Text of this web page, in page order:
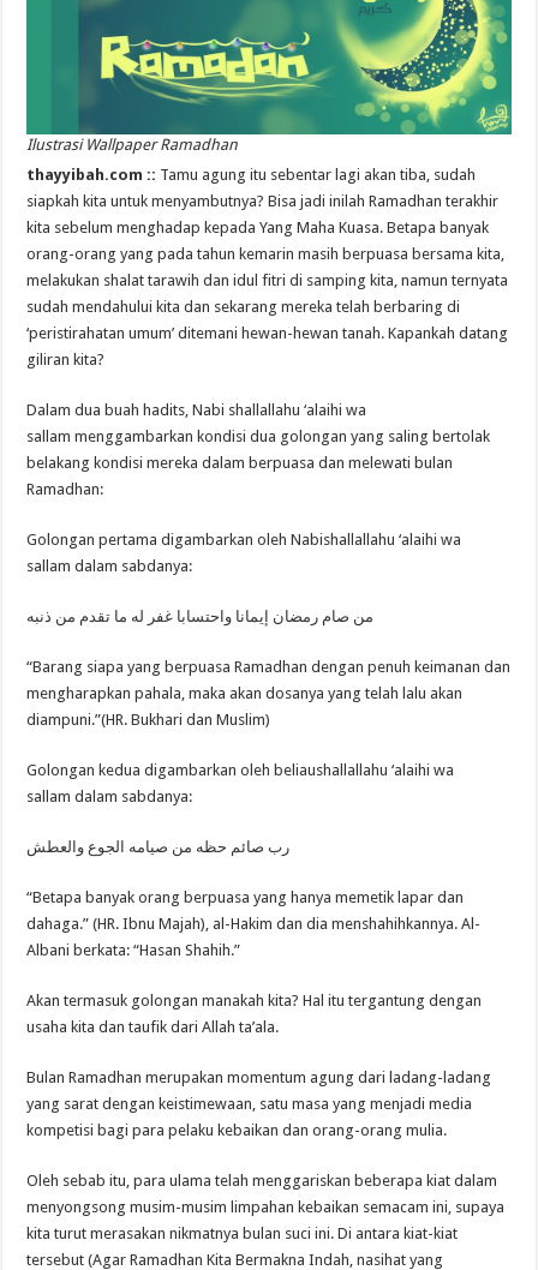
Ilustrasi Wallpaper Ramadhan
thayyibah.com :: Tamu agung itu sebentar lagi akan tiba, sudah
siapkah kita untuk menyambutnya? Bisa jadi inilah Ramadhan terakhir
kita sebelum menghadap kepada Yang Maha Kuasa. Betapa banyak
orang-orang yang pada tahun kemarin masih berpuasa bersama kita,
melakukan shalat tarawih dan idul fitri di samping kita, namun ternyata
sudah mendahului kita dan sekarang mereka telah berbaring di
‘peristirahatan umum’ ditemani hewan-hewan tanah. Kapankah datang
giliran kita?
Dalam dua buah hadits, Nabi shallallahu ‘alaihi wa
sallam menggambarkan kondisi dua golongan yang saling bertolak
belakang kondisi mereka dalam berpuasa dan melewati bulan
Ramadhan:
Golongan pertama digambarkan oleh Nabishallallahu ‘alaihi wa
sallam dalam sabdanya:
من صام رمضان إيمانا واحتسابا غفر له ما تقدم من ذنبه
“Barang siapa yang berpuasa Ramadhan dengan penuh keimanan dan
mengharapkan pahala, maka akan dosanya yang telah lalu akan
diampuni.”(HR. Bukhari dan Muslim)
Golongan kedua digambarkan oleh beliaushallallahu ‘alaihi wa
sallam dalam sabdanya:
رب صائم حظه من صيامه الجوع والعطش
“Betapa banyak orang berpuasa yang hanya memetik lapar dan
dahaga.” (HR. Ibnu Majah), al-Hakim dan dia menshahihkannya. Al-
Albani berkata: “Hasan Shahih.”
Akan termasuk golongan manakah kita? Hal itu tergantung dengan
usaha kita dan taufik dari Allah ta’ala.
Bulan Ramadhan merupakan momentum agung dari ladang-ladang
yang sarat dengan keistimewaan, satu masa yang menjadi media
kompetisi bagi para pelaku kebaikan dan orang-orang mulia.
Oleh sebab itu, para ulama telah menggariskan beberapa kiat dalam
menyongsong musim-musim limpahan kebaikan semacam ini, supaya
kita turut merasakan nikmatnya bulan suci ini. Di antara kiat-kiat
tersebut (Agar Ramadhan Kita Bermakna Indah, nasihat yang